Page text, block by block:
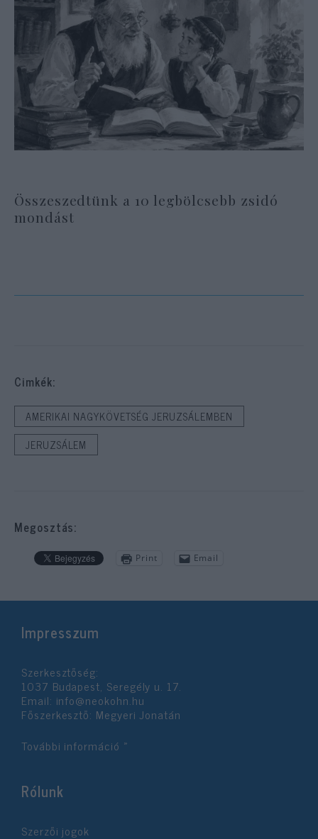
Összeszedtünk a 10 legbölcsebb zsidó
mondást
Cimkék:
AMERIKAI NAGYKÖVETSÉG JERUZSÁLEMBEN
JERUZSÁLEM
Megosztás:
Print Email
Impresszum
Szerkesztőség:
1037 Budapest, Seregély u. 17.
Email: info@neokohn.hu
Főszerkesztő: Megyeri Jonatán
További információ »
Rólunk
Szerzői jogok